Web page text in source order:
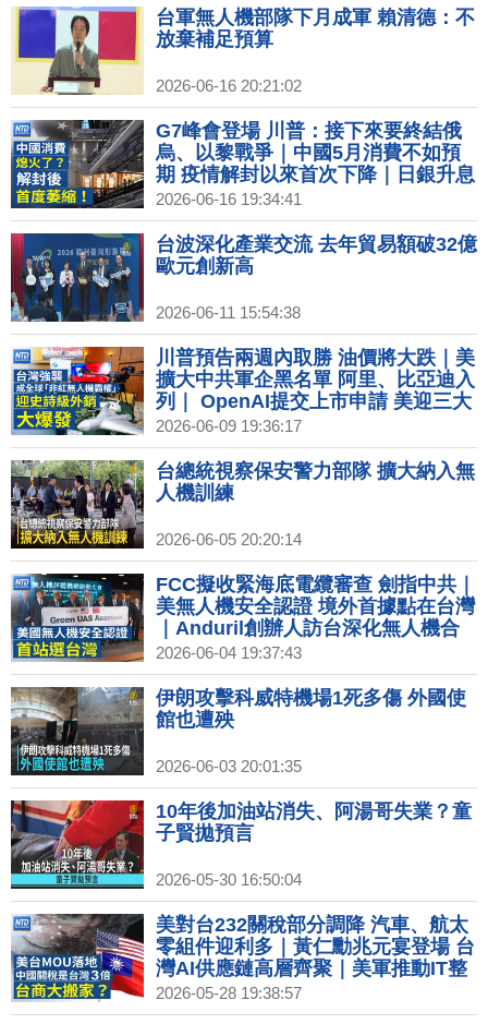
台軍無人機部隊下月成軍 賴清德：不
放棄補足預算
2026-06-16 20:21:02
G7峰會登場 川普：接下來要終結俄
烏、以黎戰爭｜中國5月消費不如預
期 疫情解封以來首次下降｜日銀升息
至1%創31年新高 日股盤中首破7萬點
｜美國商會：正處台美貿易黃金時代
│#財經新聞│20260616
2026-06-16 19:34:41
台波深化產業交流 去年貿易額破32億
歐元創新高
2026-06-11 15:54:38
川普預告兩週內取勝 油價將大跌｜美
擴大中共軍企黑名單 阿里、比亞迪入
列｜ OpenAI提交上市申請 美迎三大
超級IPO｜台灣無人機國家隊成軍 估
2030年產值400億台幣
2026-06-09 19:36:17
台總統視察保安警力部隊 擴大納入無
人機訓練
2026-06-05 20:20:14
FCC擬收緊海底電纜審查 劍指中共｜
美無人機安全認證 境外首據點在台灣
｜Anduril創辦人訪台深化無人機合
作 參訪COMPUTEX｜馬斯克、英特
爾進逼？台積電：不懼競爭
2026-06-04 19:37:43
伊朗攻擊科威特機場1死多傷 外國使
館也遭殃
2026-06-03 20:01:35
10年後加油站消失、阿湯哥失業？童
子賢拋預言
2026-05-30 16:50:04
美對台232關稅部分調降 汽車、航太
零組件迎利多｜黃仁勳兆元宴登場 台
灣AI供應鏈高層齊聚｜美軍推動IT整
合 戴爾拿下97億美元大單｜美貿易代
表：對中維持高關稅將成常態
2026-05-28 19:38:57